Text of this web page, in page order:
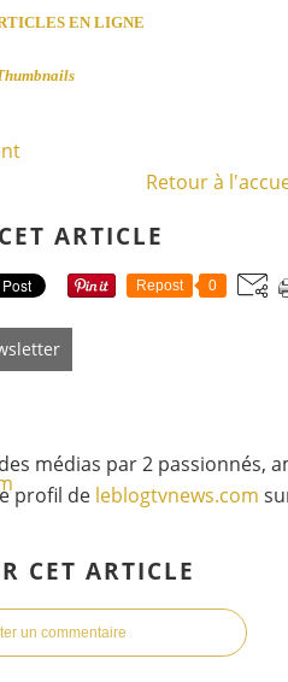
EN LIGNE
Retour à
ARTICLE
Repost 0
médias par 2 passionnés,
profil de leblogtvnews.com
CET ARTICLE
un commentaire